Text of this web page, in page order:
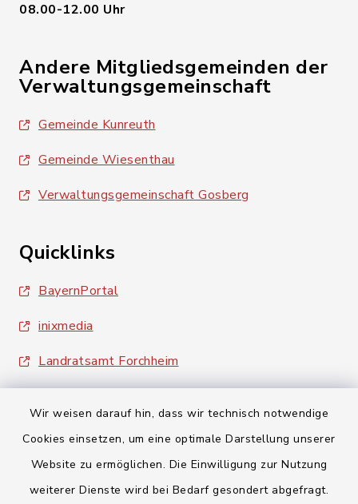
Wir weisen darauf hin, dass wir technisch notwendige
Cookies einsetzen, um eine optimale Darstellung unserer
Website zu ermöglichen. Die Einwilligung zur Nutzung
weiterer Dienste wird bei Bedarf gesondert abgefragt.
08.00-12.00 Uhr
Andere Mitgliedsgemeinden der
Verwaltungsgemeinschaft
Gemeinde Kunreuth
Gemeinde Wiesenthau
Verwaltungsgemeinschaft Gosberg
Quicklinks
BayernPortal
inixmedia
Landratsamt Forchheim